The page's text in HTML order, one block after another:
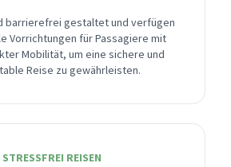
barrierefrei gestaltet und verfügen
Vorrichtungen für Passagiere mit
Mobilität, um eine sichere und
Reise zu gewährleisten.
STRESSFREI REISEN